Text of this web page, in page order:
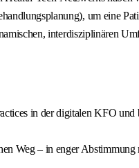
um eine
interdisziplinären
in der digitalen KFO
Weg – in enger